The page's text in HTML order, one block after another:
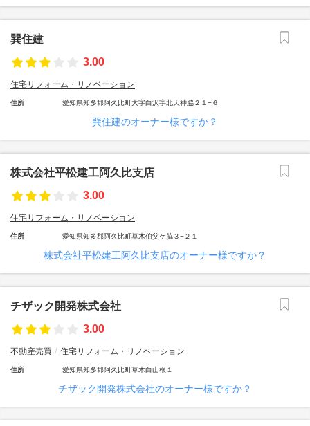
巽住建
3.00
住宅リフォーム・リノベーション
住所 愛知県知多郡阿久比町大字白沢字北天神脇２１−６
巽住建のオーナー様ですか？
株式会社平松建工阿久比支店
3.00
住宅リフォーム・リノベーション
住所 愛知県知多郡阿久比町草木伯父ケ脇３−２１
株式会社平松建工阿久比支店のオーナー様ですか？
チザック開発株式会社
3.00
不動産売買 住宅リフォーム・リノベーション
住所 愛知県知多郡阿久比町草木白山根１
チザック開発株式会社のオーナー様ですか？